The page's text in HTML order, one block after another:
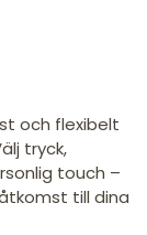
och flexibelt
tryck,
touch –
till dina